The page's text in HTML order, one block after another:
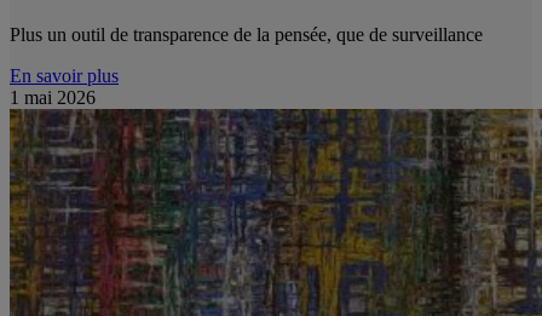
Plus un outil de transparence de la pensée, que de surveillance
En savoir plus
1 mai 2026